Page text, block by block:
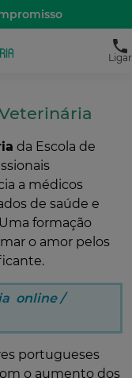
Ligar
da Escola de
a médicos
de saúde e
formação
o amor pelos
online /
portugueses
o aumento dos